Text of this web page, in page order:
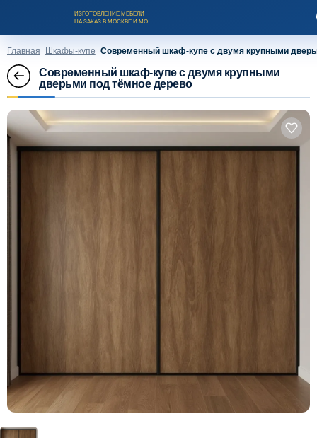
ИЗГОТОВЛЕНИЕ МЕБЕЛИ
НА ЗАКАЗ В МОСКВЕ И МО
Акции и скидки
Портфолио
Главная Шкафы-купе Современный шкаф-купе с двумя крупными
Современный шкаф-купе с двумя крупными
дверьми под тёмное дерево